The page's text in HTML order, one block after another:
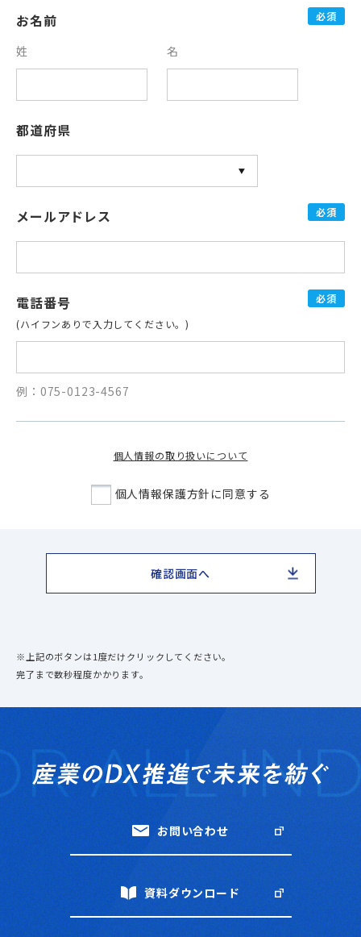
お名前 必須
姓 名
都道府県
メールアドレス 必須
電話番号
必須
(ハイフンありで入力してください。)
例：075-0123-4567
個人情報の取り扱いについて
個人情報保護方針に同意する
確認画面へ
※上記のボタンは1度だけクリックしてください。
完了まで数秒程度かかります。
お問い合わせ
資料ダウンロード